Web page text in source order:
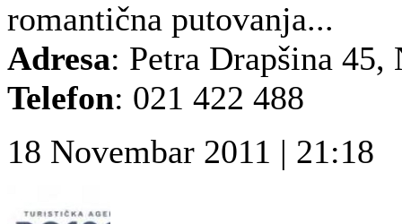
romantična putovanja...
Adresa: Petra Drapšina 45,
Telefon: 021 422 488
18 Novembar 2011 | 21:18